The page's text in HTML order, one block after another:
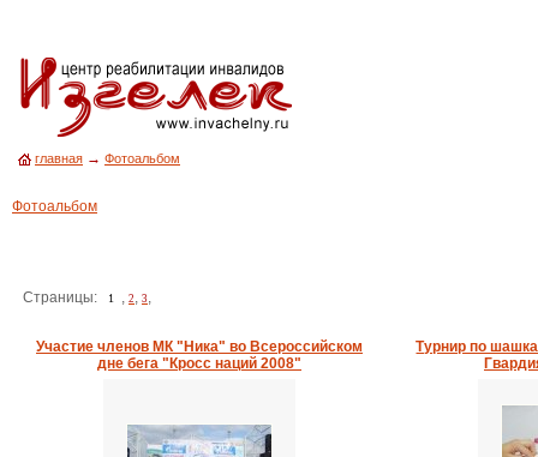
главная → Фотоальбом
Фотоальбом
Страницы: 1 , 2 , 3 ,
Участие членов МК "Ника" во Всероссийском
дне бега "Кросс наций 2008"
Турнир по